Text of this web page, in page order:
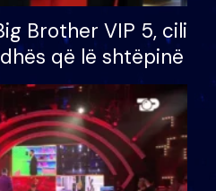
Brother VIP 5, cili
që lë shtëpinë